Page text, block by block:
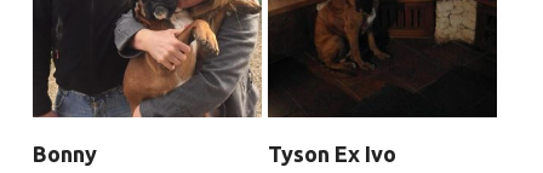
Bonny Tyson Ex Ivo